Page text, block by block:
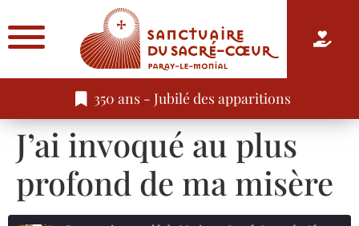
350 ans - Jubilé des apparitions
J’ai invoqué au plus
profond de ma misère